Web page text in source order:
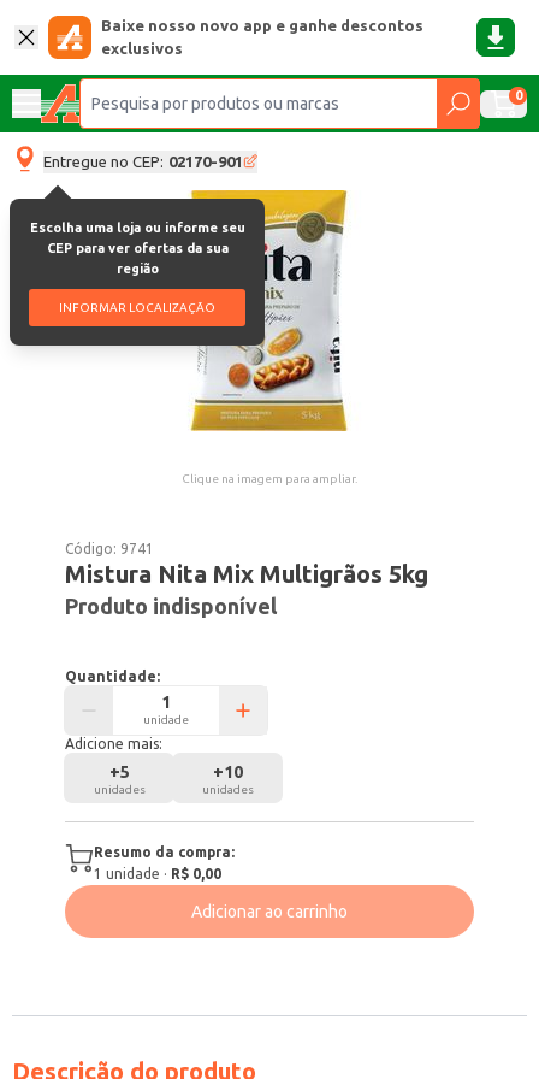
Baixe nosso novo app e ganhe descontos
exclusivos
0
Entregue no CEP: 02170-901
Escolha uma loja ou informe seu
CEP para ver ofertas da sua
região
INFORMAR LOCALIZAÇÃO
Clique na imagem para ampliar.
Código: 9741
Mistura Nita Mix Multigrãos 5kg
Produto indisponível
Quantidade:
unidade
Adicione mais:
+5
unidades
+10
unidades
Resumo da compra:
1 unidade · R$ 0,00
Adicionar ao carrinho
Descrição do produto